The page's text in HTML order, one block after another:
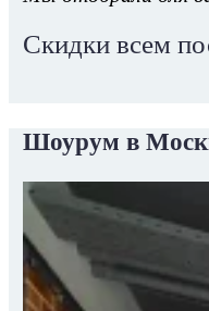
Скидки всем
Шоурум в